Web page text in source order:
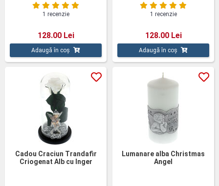
1 recenzie
128.00 Lei
Adaugă în coș
1 recenzie
128.00 Lei
Adaugă în coș
Cadou Craciun Trandafir
Criogenat Alb cu Inger
Lumanare alba Christmas
Angel